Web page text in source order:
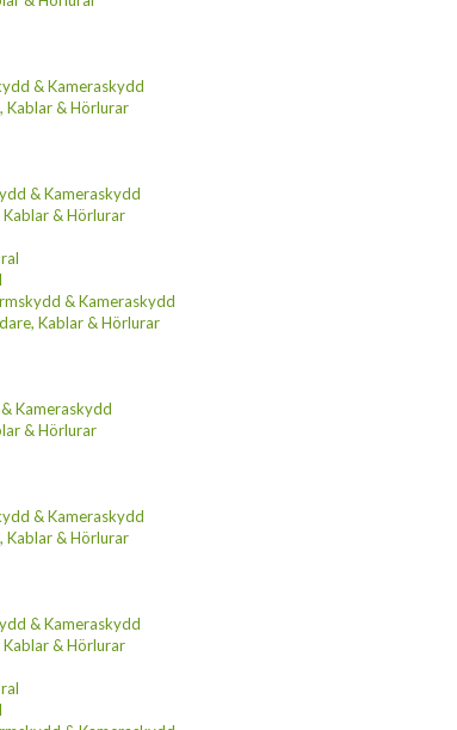
& Kameraskydd
Kablar & Hörlurar
& Kameraskydd
& Hörlurar
& Kameraskydd
Kablar & Hörlurar
Kameraskydd
& Hörlurar
& Kameraskydd
Kablar & Hörlurar
& Kameraskydd
& Hörlurar